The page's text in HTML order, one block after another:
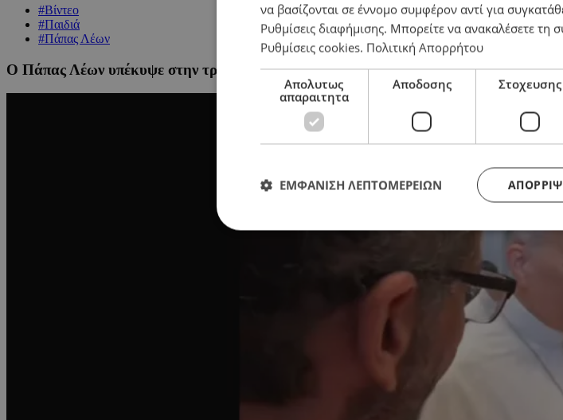
#Βίντεο
#Παιδιά
#Πάπας Λέων
O Πάπας Λέων υπέκυψε στην τρέλα του «Six Seven» – Viral βίντεο με παιδιά στο
να βασίζονται σε έννομο συμφέρον αντί για
Ρυθμίσεις διαφήμισης. Μπορείτε να ανακαλέσετε τη
Ρυθμίσεις cookies. Πολιτική Απορρήτου
Απολυτως
απαραιτητα
Αποδοσης Στοχευσης
ΕΜΦΑΝΙΣΗ ΛΕΠΤΟΜΕΡΕΙΩΝ